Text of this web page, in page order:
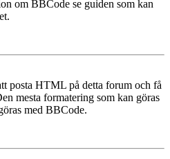
om BBCode se guiden som kan
posta HTML på detta forum och få
mesta formatering som kan göras
med BBCode.